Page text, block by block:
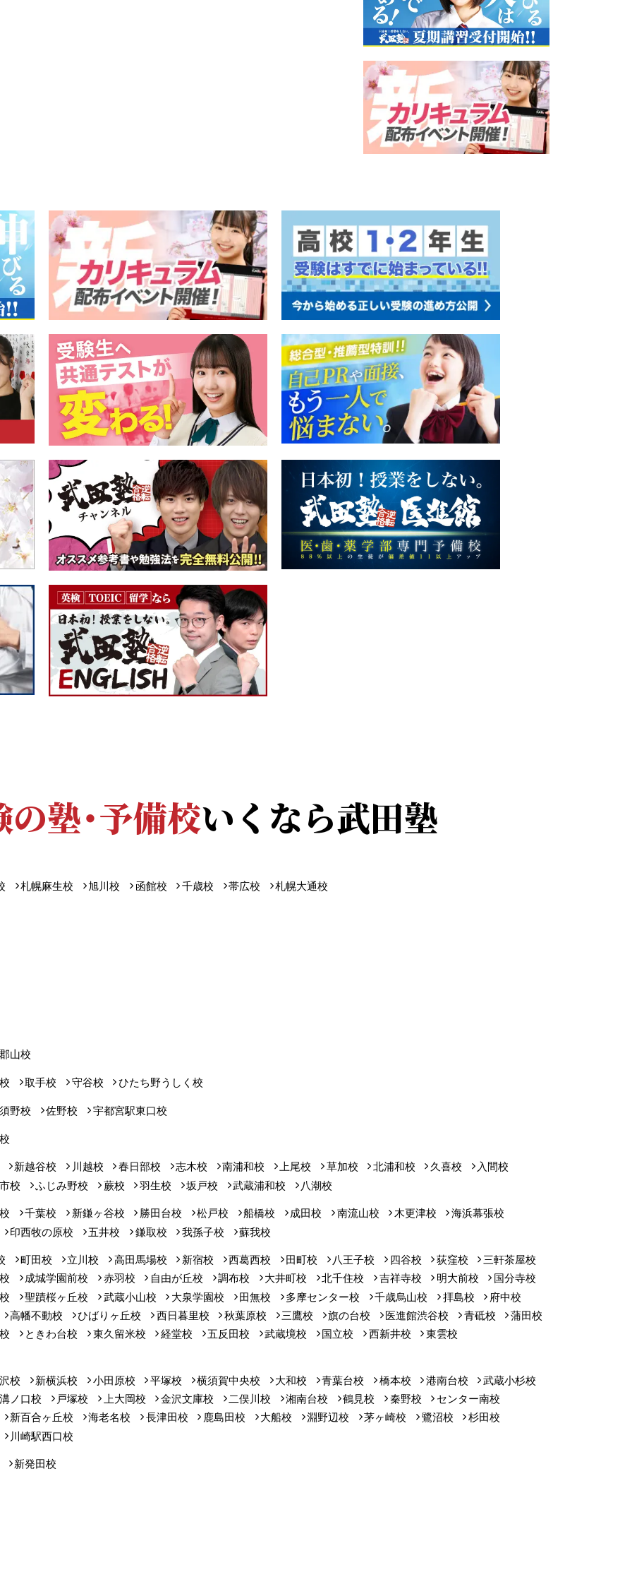
塾・予備校いくなら武田塾
札幌麻生校 旭川校 函館校 千歳校 帯広校 札幌大通校
郡山校
取手校 守谷校 ひたち野うしく校
野校 佐野校 宇都宮駅東口校
新越谷校 川越校 春日部校 志木校 南浦和校 上尾校 草加校 北浦和校 久喜校
入間校
校
ふじみ野校 蕨校 羽生校 坂戸校 武蔵浦和校 八潮校
千葉校 新鎌ヶ谷校 勝田台校 松戸校 船橋校 成田校 南流山校 木更津校
海浜幕張校
印西牧の原校
五井校 鎌取校 我孫子校 蘇我校
町田校 立川校 高田馬場校 新宿校 西葛西校 田町校 八王子校 四谷校 荻窪校
三軒茶屋校
成城学園前校 赤羽校 自由が丘校 調布校 大井町校 北千住校 吉祥寺校 明大前校
国分寺校
聖蹟桜ヶ丘校 武蔵小山校 大泉学園校 田無校 多摩センター校 千歳烏山校 拝島校
府中校
高幡不動校
ひばりヶ丘校 西日暮里校 秋葉原校 三鷹校 旗の台校 医進館渋谷校 青砥校
蒲田校
ときわ台校 東久留米校 経堂校 五反田校 武蔵境校 国立校 西新井校 東雲校
校 新横浜校 小田原校 平塚校 横須賀中央校 大和校 青葉台校 橋本校 港南台校
武蔵小杉校
溝ノ口校
戸塚校 上大岡校 金沢文庫校 二俣川校 湘南台校 鶴見校 秦野校
センター南校
新百合ヶ丘校
海老名校 長津田校 鹿島田校 大船校 淵野辺校 茅ヶ崎校 鷺沼校
杉田校
川崎駅西口校
新発田校